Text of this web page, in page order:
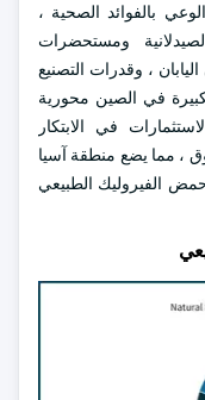
بالفوائد الصحية ،
ومستحضرات
، وقدرات التصنيع
في الصين محورية
في الابتكار
، مما يضع منطقة آسيا
الفيروليك الطبيعي